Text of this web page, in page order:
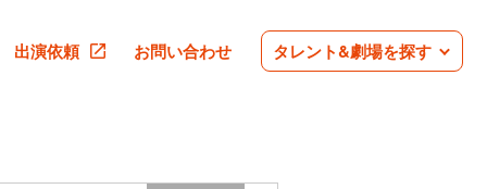
出演依頼 お問い合わせ タレント&劇場を探す